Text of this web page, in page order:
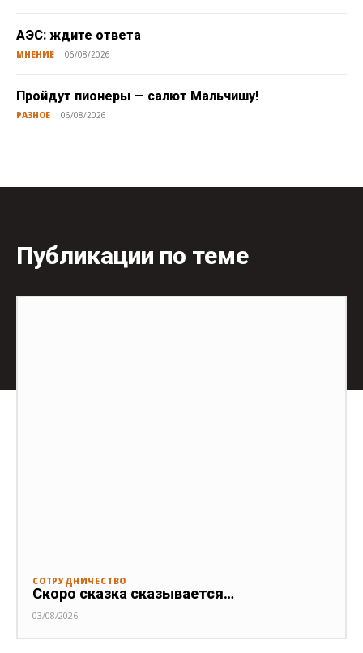
АЭС: ждите ответа
МНЕНИЕ 06/08/2026
Пройдут пионеры — салют Мальчишу!
РАЗНОЕ 06/08/2026
Публикации по теме
СОТРУДНИЧЕСТВО
Скоро сказка сказывается…
03/08/2026